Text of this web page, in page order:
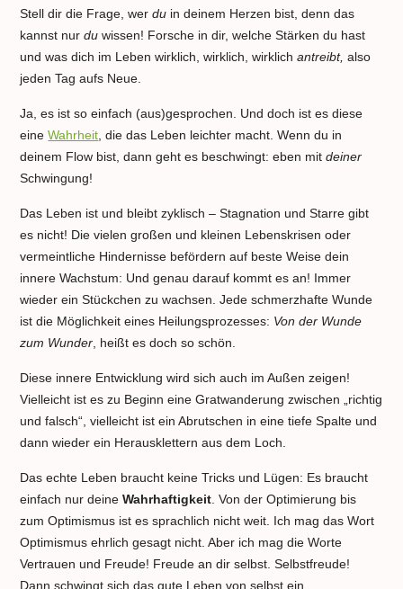
Stell dir die Frage, wer du in deinem Herzen bist, denn das
kannst nurdu wissen! Forsche in dir, welche Stärken du hast
und was dich im Leben wirklich, wirklich, wirklichantreibt,also
jeden Tag aufs Neue.
Ja, es ist so einfach (aus)gesprochen. Und doch ist es diese
eineWahrheit , die das Leben leichter macht. Wenn du in
deinem Flow bist, dann geht es beschwingt: eben mitdeiner
Schwingung!
Das Leben ist und bleibt zyklisch – Stagnation und Starre gibt
es nicht! Die vielen großen und kleinen Lebenskrisen oder
vermeintliche Hindernisse befördern auf beste Weise dein
innere Wachstum: Und genau darauf kommt es an! Immer
wieder ein Stückchen zu wachsen. Jede schmerzhafte Wunde
ist die Möglichkeit eines Heilungsprozesses: Von der Wunde
zum Wunder , heißt es doch so schön.
Diese innere Entwicklung wird sich auch im Außen zeigen!
Vielleicht ist es zu Beginn eine Gratwanderung zwischen „richtig
und falsch“, vielleicht ist ein Abrutschen in eine tiefe Spalte und
dann wieder ein Herausklettern aus dem Loch.
Das echte Leben braucht keine Tricks und Lügen: Es braucht
einfach nur deineWahrhaftigkeit . Von der Optimierung bis
zum Optimismus ist es sprachlich nicht weit. Ich mag das Wort
Optimismus ehrlich gesagt nicht. Aber ich mag die Worte
Vertrauen und Freude! Freude an dir selbst. Selbstfreude!
Dann schwingt sich das gute Leben von selbst ein …